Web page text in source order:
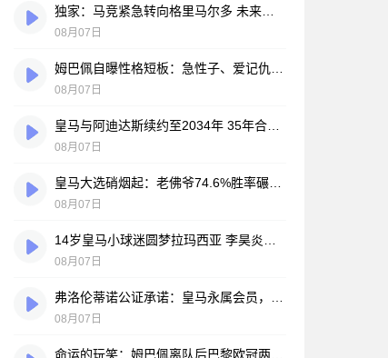
08月07日
08月07日
08月07日
08月07日
08月07日
08月07日